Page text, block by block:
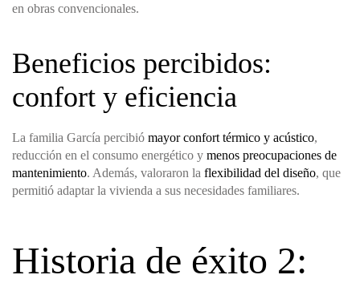
en obras convencionales.
Beneficios percibidos:
confort y eficiencia
La familia García percibió mayor confort térmico y acústico,
reducción en el consumo energético y menos preocupaciones de
mantenimiento. Además, valoraron la flexibilidad del diseño, que
permitió adaptar la vivienda a sus necesidades familiares.
Historia de éxito 2: